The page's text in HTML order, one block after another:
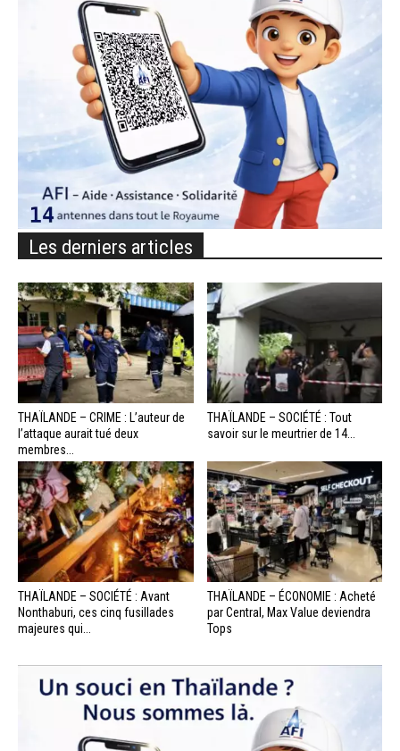
Les derniers articles
THAÏLANDE – CRIME : L’auteur de
l’attaque aurait tué deux
membres...
THAÏLANDE – SOCIÉTÉ : Tout
savoir sur le meurtrier de 14...
THAÏLANDE – SOCIÉTÉ : Avant
Nonthaburi, ces cinq fusillades
majeures qui...
THAÏLANDE – ÉCONOMIE : Acheté
par Central, Max Value deviendra
Tops